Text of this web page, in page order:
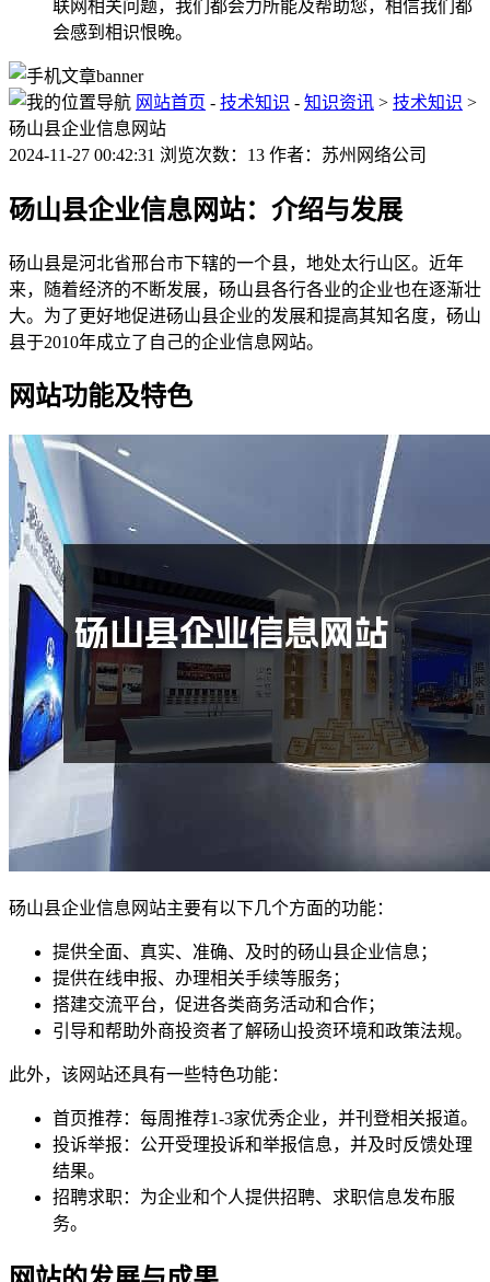
联网相关问题，我们都会力所能及帮助您，相信我们都
会感到相识恨晚。
网站首页 - 技术知识 - 知识资讯 > 技术知识 >
砀山县企业信息网站
2024-11-27 00:42:31 浏览次数：13 作者：苏州网络公司
砀山县企业信息网站：介绍与发展
砀山县是河北省邢台市下辖的一个县，地处太行山区。近年
来，随着经济的不断发展，砀山县各行各业的企业也在逐渐壮
大。为了更好地促进砀山县企业的发展和提高其知名度，砀山
县于2010年成立了自己的企业信息网站。
网站功能及特色
砀山县企业信息网站主要有以下几个方面的功能：
提供全面、真实、准确、及时的砀山县企业信息；
提供在线申报、办理相关手续等服务；
搭建交流平台，促进各类商务活动和合作；
引导和帮助外商投资者了解砀山投资环境和政策法规。
此外，该网站还具有一些特色功能：
首页推荐：每周推荐1-3家优秀企业，并刊登相关报道。
投诉举报：公开受理投诉和举报信息，并及时反馈处理
结果。
招聘求职：为企业和个人提供招聘、求职信息发布服
务。